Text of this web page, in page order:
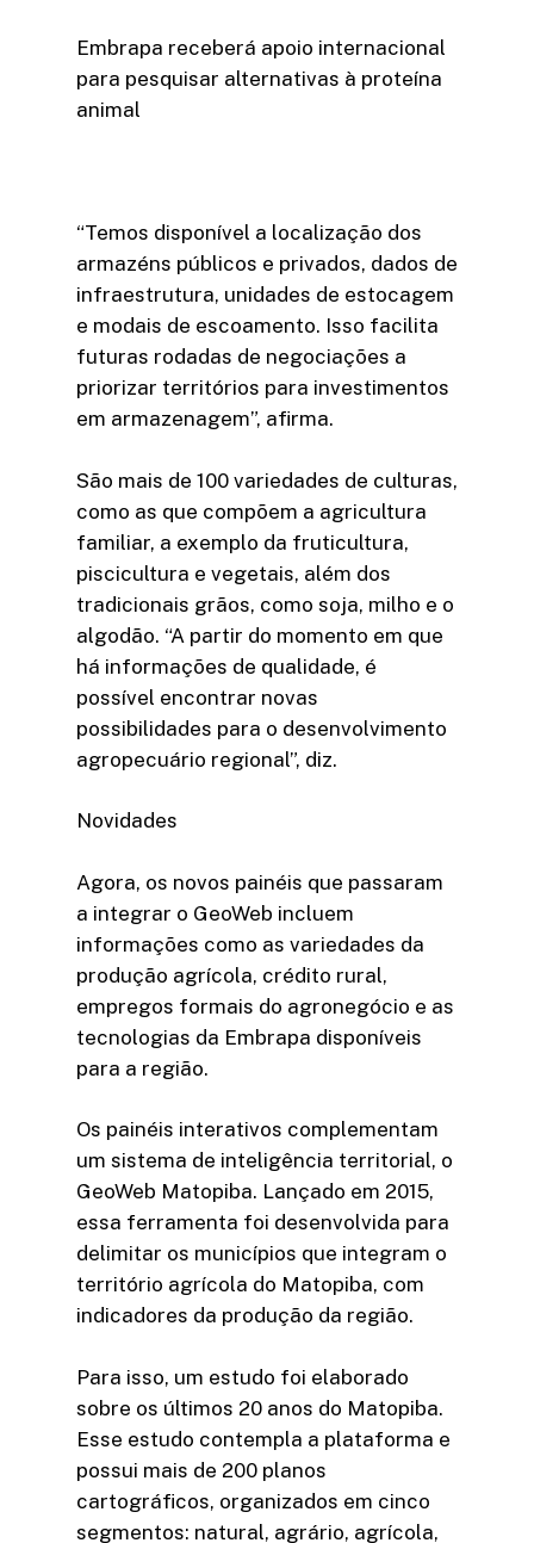
Embrapa receberá apoio internacional
para pesquisar alternativas à proteína
animal
“Temos disponível a localização dos
armazéns públicos e privados, dados de
infraestrutura, unidades de estocagem
e modais de escoamento. Isso facilita
futuras rodadas de negociações a
priorizar territórios para investimentos
em armazenagem”, afirma.
São mais de 100 variedades de culturas,
como as que compõem a agricultura
familiar, a exemplo da fruticultura,
piscicultura e vegetais, além dos
tradicionais grãos, como soja, milho e o
algodão. “A partir do momento em que
há informações de qualidade, é
possível encontrar novas
possibilidades para o desenvolvimento
agropecuário regional”, diz.
Novidades
Agora, os novos painéis que passaram
a integrar o GeoWeb incluem
informações como as variedades da
produção agrícola, crédito rural,
empregos formais do agronegócio e as
tecnologias da Embrapa disponíveis
para a região.
Os painéis interativos complementam
um sistema de inteligência territorial, o
GeoWeb Matopiba. Lançado em 2015,
essa ferramenta foi desenvolvida para
delimitar os municípios que integram o
território agrícola do Matopiba, com
indicadores da produção da região.
Para isso, um estudo foi elaborado
sobre os últimos 20 anos do Matopiba.
Esse estudo contempla a plataforma e
possui mais de 200 planos
cartográficos, organizados em cinco
segmentos: natural, agrário, agrícola,